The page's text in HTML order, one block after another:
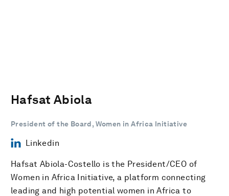
Hafsat Abiola
President of the Board, Women in Africa Initiative
Linkedin
Hafsat Abiola-Costello is the President/CEO of
Women in Africa Initiative, a platform connecting
leading and high potential women in Africa to